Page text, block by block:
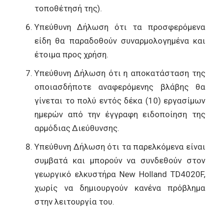
τοποθέτησή της).
Υπεύθυνη Δήλωση ότι τα προσφερόμενα
είδη θα παραδοθούν συναρμολογημένα και
έτοιμα προς χρήση.
Υπεύθυνη Δήλωση ότι η αποκατάσταση της
οποιασδήποτε αναφερόμενης βλάβης θα
γίνεται το πολύ εντός δέκα (10) εργασίμων
ημερών από την έγγραφη ειδοποίηση της
αρμόδιας Διεύθυνσης.
Υπεύθυνη Δήλωση ότι τα παρελκόμενα είναι
συμβατά και μπορούν να συνδεθούν στον
γεωργικό ελκυστήρα New Holland TD4020F,
χωρίς να δημιουργούν κανένα πρόβλημα
στην λειτουργία του.